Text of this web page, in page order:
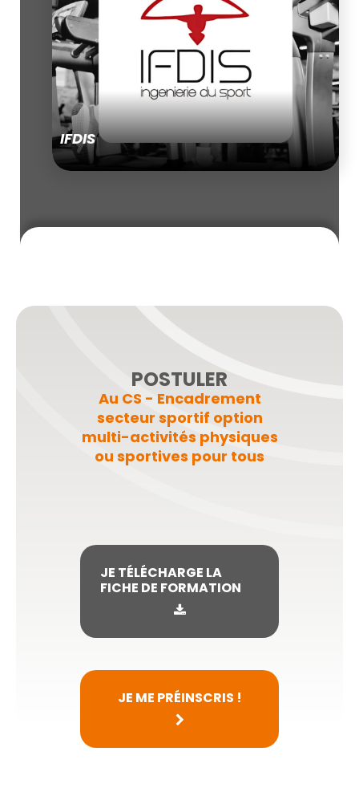
IFDIS
POSTULER
Au CS - Encadrement
secteur sportif option
multi-activités physiques
ou sportives pour tous
JE TÉLÉCHARGE LA
FICHE DE FORMATION
JE ME PRÉINSCRIS !